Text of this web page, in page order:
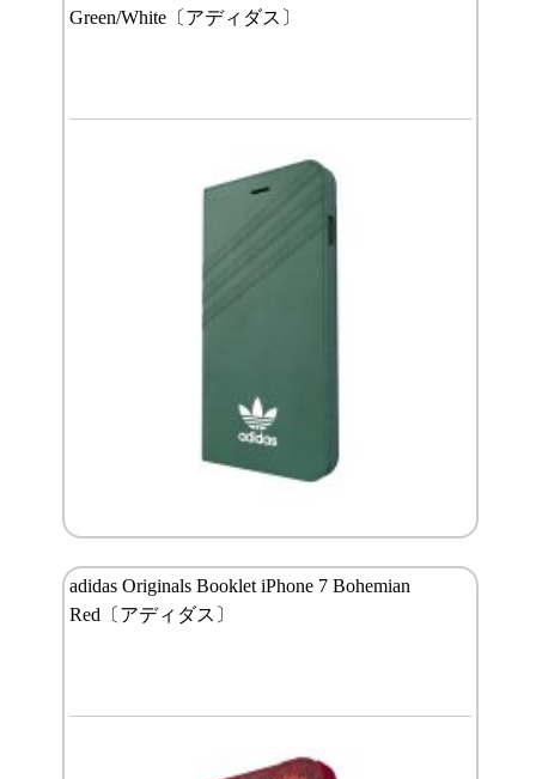
Green/White〔アディダス〕
adidas Originals Booklet iPhone 7 Bohemian
Red〔アディダス〕